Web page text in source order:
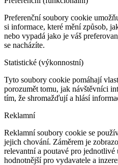
Preferenční soubory cookie
si informace, které mění způsob,
nebo vypadá jako je váš
se nacházíte.
Statistické (výkonnostní)
Tyto soubory cookie pomáhají
porozumět tomu, jak návštěvníci
tím, že shromažďují a hlásí
Reklamní
Reklamní soubory cookie se
jejich chování. Záměrem je
relevantní a poutavé pro jednotlivé
hodnotnější pro vydavatele a